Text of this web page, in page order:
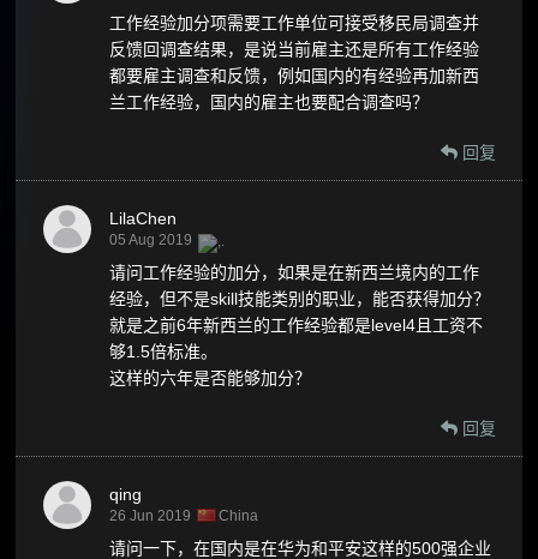
工作经验加分项需要工作单位可接受移民局调查并
反馈回调查结果，是说当前雇主还是所有工作经验
都要雇主调查和反馈，例如国内的有经验再加新西
兰工作经验，国内的雇主也要配合调查吗？
回复
LilaChen
05 Aug 2019
请问工作经验的加分，如果是在新西兰境内的工作
经验，但不是skill技能类别的职业，能否获得加分？
就是之前6年新西兰的工作经验都是level4且工资不
够1.5倍标准。
这样的六年是否能够加分？
回复
qing
26 Jun 2019 China
请问一下，在国内是在华为和平安这样的500强企业